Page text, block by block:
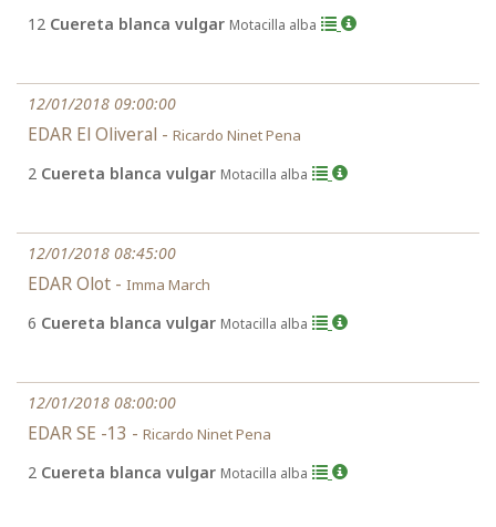
12 Cuereta blanca vulgar Motacilla alba
12/01/2018 09:00:00
EDAR El Oliveral - Ricardo Ninet Pena
2 Cuereta blanca vulgar Motacilla alba
12/01/2018 08:45:00
EDAR Olot - Imma March
6 Cuereta blanca vulgar Motacilla alba
12/01/2018 08:00:00
EDAR SE -13 - Ricardo Ninet Pena
2 Cuereta blanca vulgar Motacilla alba